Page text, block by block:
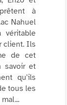
à
Nahuel
véritable
client. Ils
de cet
savoir et
qu'ils
tous les